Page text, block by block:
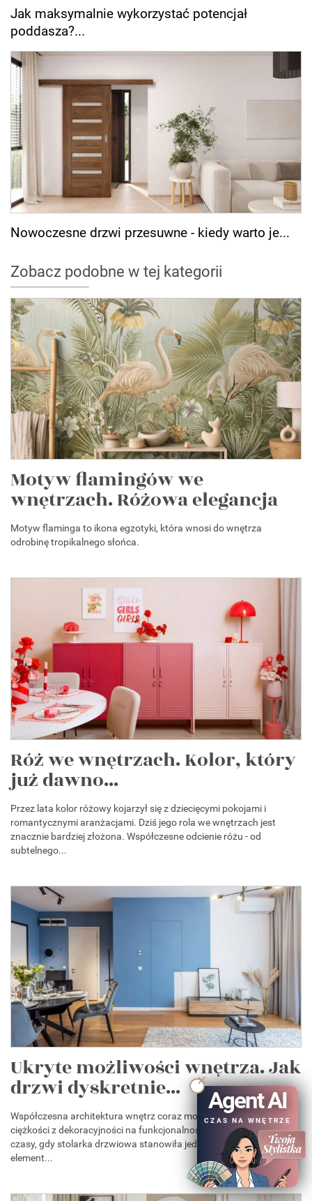
Jak maksymalnie wykorzystać potencjał
poddasza?...
Nowoczesne drzwi przesuwne - kiedy warto je...
Zobacz podobne w tej kategorii
Motyw flamingów we
wnętrzach. Różowa elegancja
Motyw flaminga to ikona egzotyki, która wnosi do wnętrza
odrobinę tropikalnego słońca.
Róż we wnętrzach. Kolor, który
już dawno...
Przez lata kolor różowy kojarzył się z dziecięcymi pokojami i
romantycznymi aranżacjami. Dziś jego rola we wnętrzach jest
znacznie bardziej złożona. Współczesne odcienie różu - od
subtelnego...
Ukryte możliwości wnętrza. Jak
drzwi dyskretnie...
Współczesna architektura wnętrz coraz mocniej przesuwa punkt
ciężkości z dekoracyjności na funkcjonalność i wizualny ład. Minęły
czasy, gdy stolarka drzwiowa stanowiła jedynie konieczny
element...
Agent AI
CZAS NA WNĘTRZE